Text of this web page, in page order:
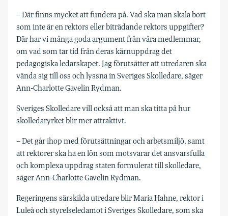
– Där finns mycket att fundera på. Vad ska man skala bort
som inte är en rektors eller biträdande rektors uppgifter?
Där har vi många goda argument från våra medlemmar,
om vad som tar tid från deras kärnuppdrag det
pedagogiska ledarskapet. Jag förutsätter att utredaren ska
vända sig till oss och lyssna in Sveriges Skolledare, säger
Ann-Charlotte Gavelin Rydman.
Sveriges Skolledare vill också att man ska titta på hur
skolledaryrket blir mer attraktivt.
– Det går ihop med förutsättningar och arbetsmiljö, samt
att rektorer ska ha en lön som motsvarar det ansvarsfulla
och komplexa uppdrag staten formulerat till skolledare,
säger Ann-Charlotte Gavelin Rydman.
Regeringens särskilda utredare blir Maria Hahne, rektor i
Luleå och styrelseledamot i Sveriges Skolledare, som ska